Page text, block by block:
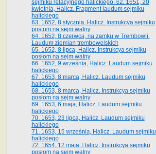
sejmiku relacyjnego halickiego. 62. 1651, 20
kwietnia, Halicz. Fragment laudum sejmiku
halickiego
63. 1652, 8 stycznia, Halicz. Instrukcya sejmiku
postom na sejm walny
64. 1652, 8 czerwca, na zamku w Trembowli.
Laudum ziemian trembowelskich
65. 1652, 8 lipca, Halicz. Instrukcya sejmiku
posłom na sejm walny
66. 1652, 9 września, Halicz. Laudum sejmiku
halickiego
67. 1653, 8 marca, Halicz. Laudum sejmiku
halickiego
68. 1653, 8 marca, Halicz. Instrukcya sejmiku
posłom na sejm walny
69. 1653, 6 maja, Halicz. Laudum sejmiku
halickiego
70. 1653, 23 lipca, Halicz. Laudum sejmiku
halickiego
71. 1653, 15 września, Halicz. Laudum sejmiku
halickiego
72. 1654, 12 maja, Halicz. Instrukcya sejmiku
posłom na sejm walny